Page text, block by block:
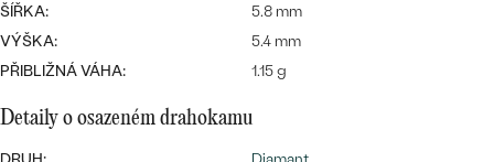
ŠÍŘKA:
5.8 mm
VÝŠKA:
5.4 mm
PŘIBLIŽNÁ VÁHA:
1.15 g
Detaily o osazeném drahokamu